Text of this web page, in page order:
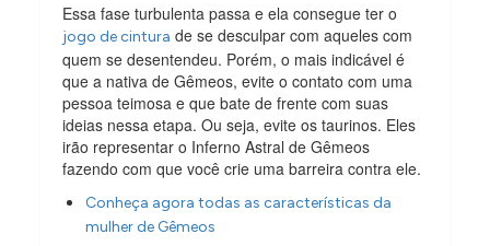
Essa fase turbulenta passa e ela consegue ter o
jogo de cintura de se desculpar com aqueles com
quem se desentendeu. Porém, o mais indicável é
que a nativa de Gêmeos, evite o contato com uma
pessoa teimosa e que bate de frente com suas
ideias nessa etapa. Ou seja, evite os taurinos. Eles
irão representar o Inferno Astral de Gêmeos
fazendo com que você crie uma barreira contra ele.
Conheça agora todas as características da
mulher de Gêmeos